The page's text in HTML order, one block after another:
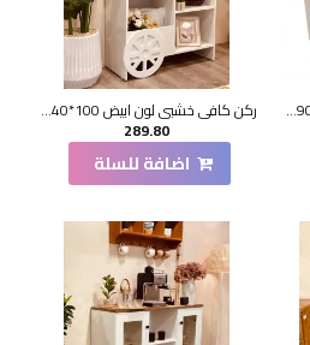
ركن كافي خشبي لون ابيض 100*90*33 سم ركن كافي خشبي لون ابيض 100*40*88 سم
289.80
اضافة للسلة